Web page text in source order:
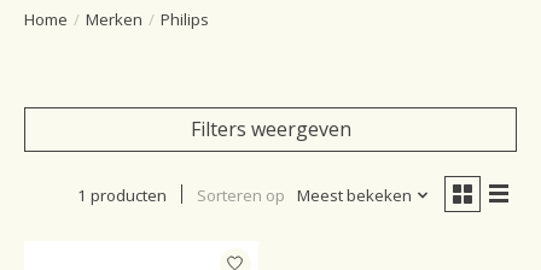
Home / Merken / Philips
Filters weergeven
1 producten Sorteren op Meest bekeken